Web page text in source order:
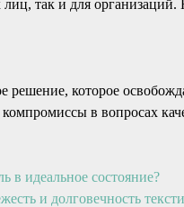
так и для
решение, которое
в вопросах
в идеальное состояние?
и долговечность